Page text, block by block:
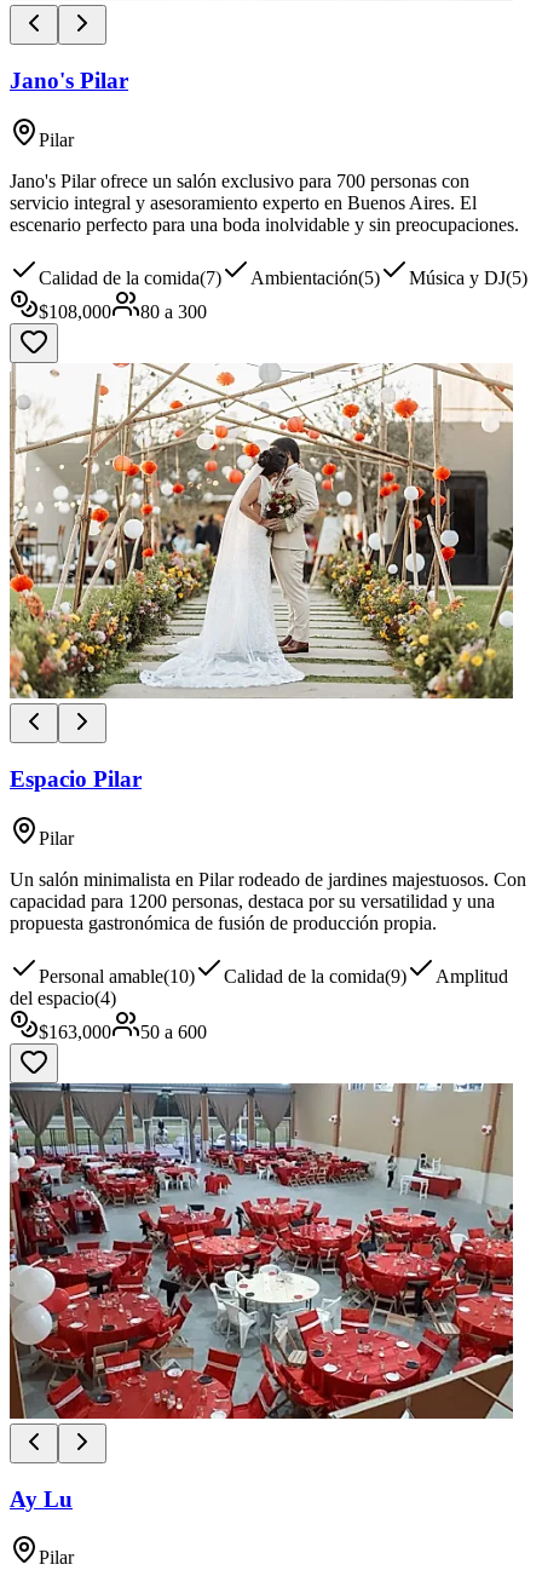
Jano's Pilar
Pilar
Jano's Pilar ofrece un salón exclusivo para 700 personas con
servicio integral y asesoramiento experto en Buenos Aires. El
escenario perfecto para una boda inolvidable y sin preocupaciones.
Calidad de la comida(7) Ambientación(5) Música y DJ(5)
$108,000 80 a 300
Espacio Pilar
Pilar
Un salón minimalista en Pilar rodeado de jardines majestuosos. Con
capacidad para 1200 personas, destaca por su versatilidad y una
propuesta gastronómica de fusión de producción propia.
Personal amable(10) Calidad de la comida(9)
Amplitud
del espacio(4)
$163,000 50 a 600
Ay Lu
Pilar